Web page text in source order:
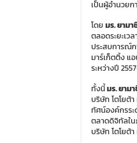
เป็นผู้อำนวยก
โดย มร. ยามา
ตลอดระยะเว
ประสบการณ์
มาร์เก็ตติ้ง แ
ระหว่างปี
ทั้งนี้มร. ยาม
บริษัท โตโยต้
ทัศน์องค์กรร
ตลาดดิจิทัลใน
บริษัท โตโยต้